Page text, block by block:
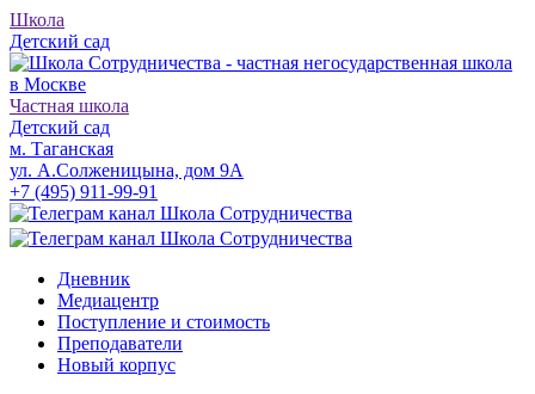
Школа
Детский сад
Частная школа
Детский сад
м. Таганская
ул. А.Солженицына, дом 9А
+7 (495) 911-99-91
Дневник
Медиацентр
Поступление и стоимость
Преподаватели
Новый корпус